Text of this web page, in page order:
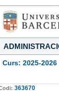
Curs: 2025-
363670